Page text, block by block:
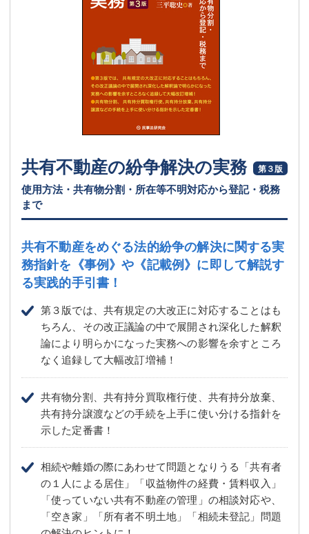
共有不動産の紛争解決の実務 第３版
使用方法・共有物分割・所在等不明対応から登記・税務
まで
共有不動産をめぐる法的紛争の解決に関する実
務指針を 《事例》や《記載例》に即して解説す
る実践的手引書！
第３版では、共有規定の大改正に対応することはも
ちろん、その改正議論の中で展開され深化した解釈
論により明らかになった実務への影響を余すところ
なく追録して大幅改訂増補！
共有物分割、共有持分買取権行使、共有持分放棄、
共有持分譲渡などの手続を上手に使い分ける指針を
示した定番書！
相続や離婚の際にあわせて問題となりうる「共有者
の１人による居住」「収益物件の経費・賃料収入」
「使っていない共有不動産の管理」の相談対応や、
「空き家」「所有者不明土地」「相続未登記」問題